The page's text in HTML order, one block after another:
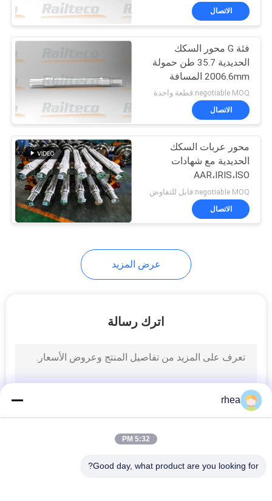
عربة السكك الحديدية
المسطحة
عربة الهوبر
6
عربة شحن للسكك
عربات السكك
الحديدية للركاب
3
الاتصال
فئة G محور السكك
الحديدية 35.7 طن حمولة
2006.6mm المسافة
المركزية المحملة
negotiable MOQ:قطعة واحدة
الاتصال
محور عربات السكك
الحديدية مع شهادات
AAR،IRIS،ISO
negotiable MOQ:قابل للتفاوض
الاتصال
عرض المزيد
اترك رسالة
rhea
5:32 PM
Good day, what product are you looking for?